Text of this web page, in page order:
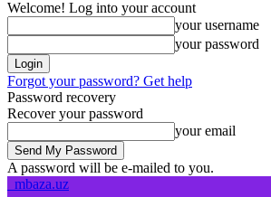
Welcome! Log into your account
your username
your password
Forgot your password? Get help
Password recovery
Recover your password
your email
A password will be e-mailed to you.
mbaza.uz